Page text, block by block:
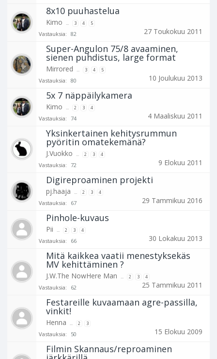
8x10 puuhastelua
Kimo ... 3 4 5
Vastauksia: 82 27 Toukokuu 2011
Super-Angulon 75/8 avaaminen,
sienen puhdistus, large format
Mirrored ... 3 4 5
Vastauksia: 80 10 Joulukuu 2013
5x 7 näppäilykamera
Kimo ... 2 3 4
Vastauksia: 74 4 Maaliskuu 2011
Yksinkertainen kehitysrummun
pyöritin omatekemänä?
J.Vuokko ... 2 3 4
Vastauksia: 72 9 Elokuu 2011
Digireproaminen projekti
pj.haaja ... 2 3 4
Vastauksia: 67 29 Tammikuu 2016
Pinhole-kuvaus
Pii ... 2 3 4
Vastauksia: 66 30 Lokakuu 2013
Mitä kaikkea vaatii menestyksekäs
MV kehittäminen ?
J.W.The NowHere Man ... 2 3 4
Vastauksia: 62 25 Tammikuu 2011
Festareille kuvaamaan agre-passilla,
vinkit!
Henna ... 2 3
Vastauksia: 50 15 Elokuu 2009
Filmin Skannaus/reproaminen